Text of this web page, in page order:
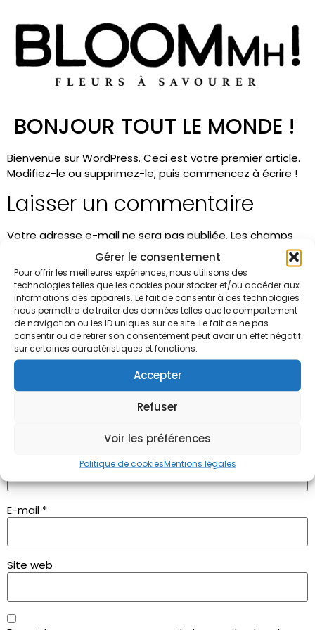
Gérer le consentement
Pour offrir les meilleures expériences, nous utilisons des
technologies telles que les cookies pour stocker et/ou accéder aux
informations des appareils. Le fait de consentir à ces technologies
nous permettra de traiter des données telles que le comportement
de navigation ou les ID uniques sur ce site. Le fait de ne pas
consentir ou de retirer son consentement peut avoir un effet négatif
sur certaines caractéristiques et fonctions.
Accepter
Refuser
Voir les préférences
Politique de cookiesMentions légales
BONJOUR TOUT LE MONDE !
Bienvenue sur WordPress. Ceci est votre premier article.
Modifiez-le ou supprimez-le, puis commencez à écrire !
Laisser un commentaire
Votre adresse e-mail ne sera pas publiée. Les champs
obligatoires sont indiqués avec
Commentaire*
E-mail *
Site web